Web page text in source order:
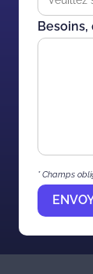
Besoins,
* Champs